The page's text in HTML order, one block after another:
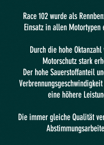
Race 102 wurde als
Einsatz in allen Motortypen
Durch die hohe
Motorschutz stark
Der hohe Sauerstoffanteil
eine höhere
Die immer gleiche Qualität